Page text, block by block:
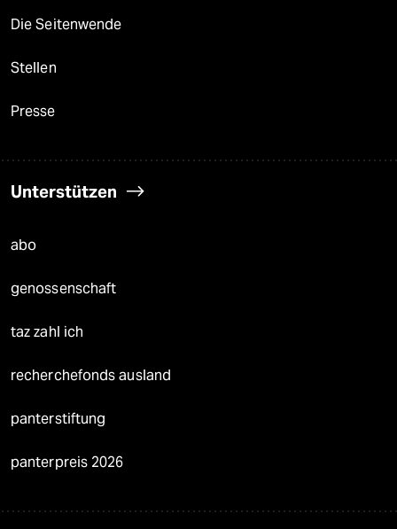
Die Seitenwende
Stellen
Presse
Unterstützen
abo
genossenschaft
taz zahl ich
recherchefonds ausland
panterstiftung
panterpreis 2026